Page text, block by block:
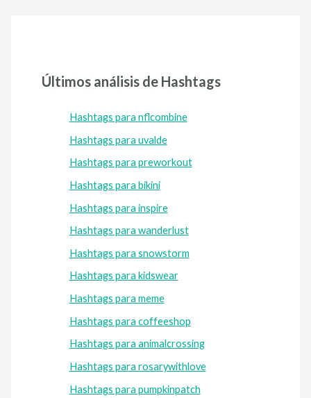
Últimos análisis de Hashtags
Hashtags para nflcombine
Hashtags para uvalde
Hashtags para preworkout
Hashtags para bikini
Hashtags para inspire
Hashtags para wanderlust
Hashtags para snowstorm
Hashtags para kidswear
Hashtags para meme
Hashtags para coffeeshop
Hashtags para animalcrossing
Hashtags para rosarywithlove
Hashtags para pumpkinpatch